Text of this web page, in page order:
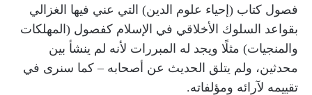
فصول كتاب (إحياء علوم الدين) التي عني فيها الغزالي
بقواعد السلوك الأخلاقي في الإسلام كفصول (المهلكات
والمنجيات) مثلًا ويجد له المبررات لأنه لم ينشأ بين
محدثين، ولم يتلق الحديث عن أصحابه – كما سنرى في
تقييمه لآرائه ومؤلفاته.